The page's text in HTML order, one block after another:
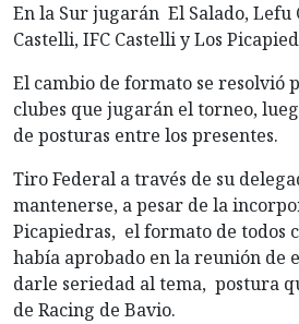
En la Sur jugarán El Salado, Lefu
Castelli, IFC Castelli y Los
El cambio de formato se resolvió
clubes que jugarán el torneo,
de posturas entre los presentes.
Tiro Federal a través de su
mantenerse, a pesar de la
Picapiedras, el formato de todos
había aprobado en la reunión de
darle seriedad al tema, postura
de Racing de Bavio.